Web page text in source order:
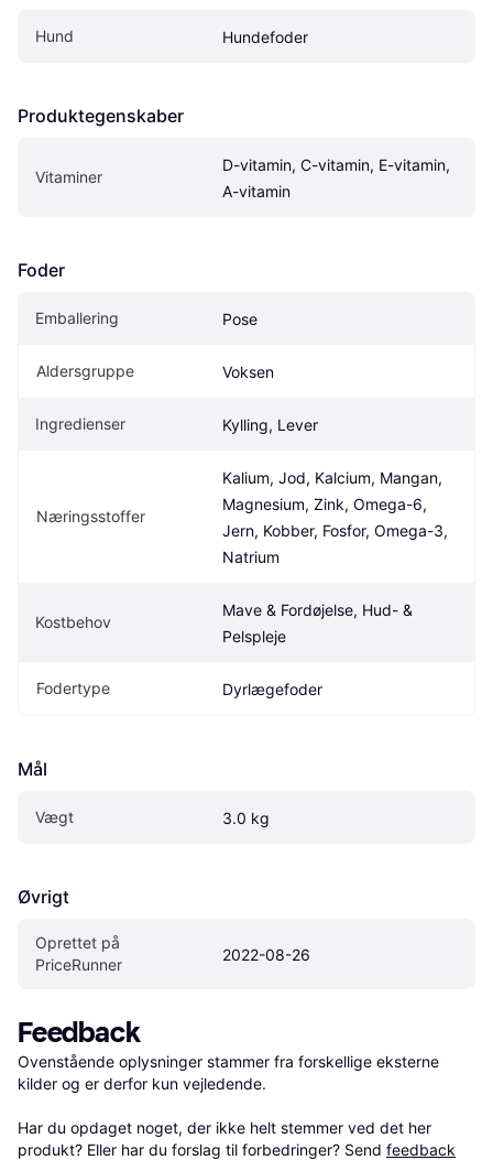
Hund Hundefoder
Produktegenskaber
Vitaminer
D-vitamin, C-vitamin, E-vitamin,
A-vitamin
Foder
Emballering Pose
Aldersgruppe Voksen
Ingredienser Kylling, Lever
Næringsstoffer
Kalium, Jod, Kalcium, Mangan,
Magnesium, Zink, Omega-6,
Jern, Kobber, Fosfor, Omega-3,
Natrium
Kostbehov
Mave & Fordøjelse, Hud- &
Pelspleje
Fodertype Dyrlægefoder
Mål
Vægt 3.0 kg
Øvrigt
Oprettet på
PriceRunner
2022-08-26
Feedback
Ovenstående oplysninger stammer fra forskellige eksterne
kilder og er derfor kun vejledende.
Har du opdaget noget, der ikke helt stemmer ved det her
produkt? Eller har du forslag til forbedringer? Send feedback